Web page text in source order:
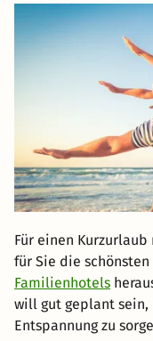
Für einen
für Sie die
Familienhotels
will gut geplant sein,
Entspannung zu